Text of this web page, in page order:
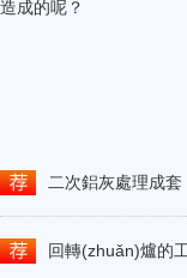
二次鋁灰處理成套
回轉(zhuǎn)爐的